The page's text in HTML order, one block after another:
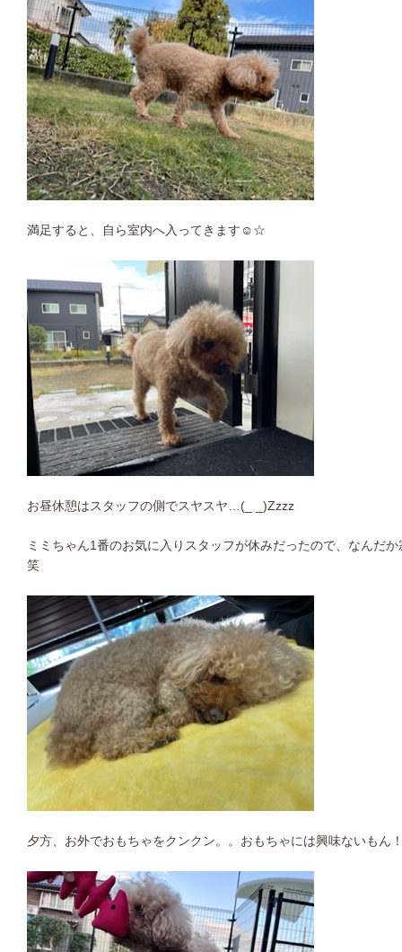
満足すると、自ら室内へ入ってきます☺︎☆
お昼休憩はスタッフの側でスヤスヤ…(_ _)Zzzz
ミミちゃん1番のお気に入りスタッフが休みだったので、なんだ
笑
夕方、お外でおもちゃをクンクン。。おもちゃには興味ないも